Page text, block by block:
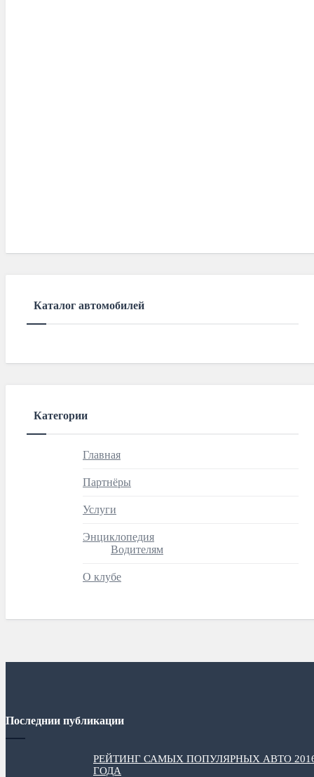
Каталог автомобилей
Категории
Главная
Партнёры
Услуги
Энциклопедия
Водителям
О клубе
Последнии публикации
РЕЙТИНГ САМЫХ ПОПУЛЯРНЫХ АВТО
ГОДА